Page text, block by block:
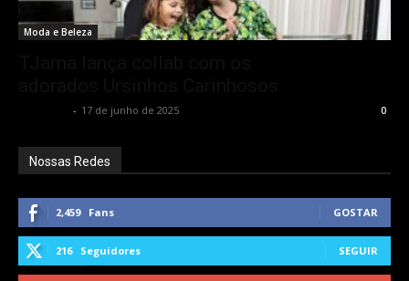
Moda e Beleza
- 17 de junho de 2025 0
Nossas Redes
2,459 Fans GOSTAR
216 Seguidores SEGUIR